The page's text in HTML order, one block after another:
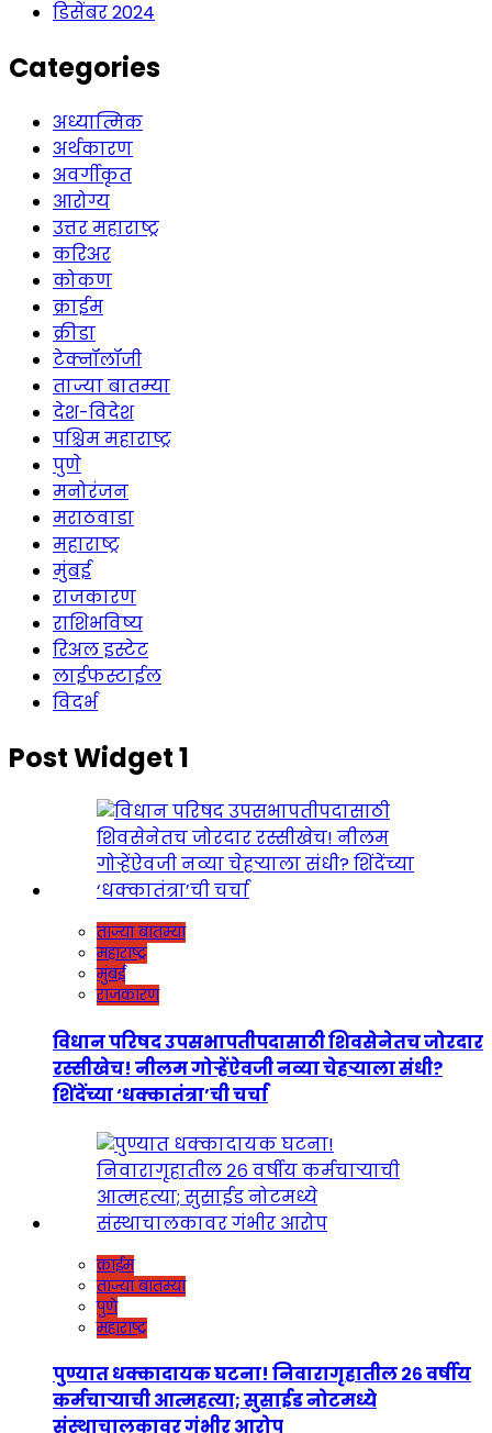
डिसेंबर 2024
Categories
अध्यात्मिक
अर्थकारण
अवर्गीकृत
आरोग्य
उत्तर महाराष्ट्र
करिअर
कोकण
क्राईम
क्रीडा
टेक्नॉलॉजी
ताज्या बातम्या
देश-विदेश
पश्चिम महाराष्ट्र
पुणे
मनोरंजन
मराठवाडा
महाराष्ट्र
मुंबई
राजकारण
राशिभविष्य
रिअल इस्टेट
लाईफस्टाईल
विदर्भ
Post Widget 1
ताज्या बातम्या
महाराष्ट्र
मुंबई
राजकारण
विधान परिषद उपसभापतीपदासाठी शिवसेनेतच जोरदार
रस्सीखेच! नीलम गोऱ्हेंऐवजी नव्या चेहऱ्याला संधी?
शिंदेंच्या ‘धक्कातंत्रा’ची चर्चा
क्राईम
ताज्या बातम्या
पुणे
महाराष्ट्र
पुण्यात धक्कादायक घटना! निवारागृहातील २६ वर्षीय
कर्मचाऱ्याची आत्महत्या; सुसाईड नोटमध्ये
संस्थाचालकावर गंभीर आरोप